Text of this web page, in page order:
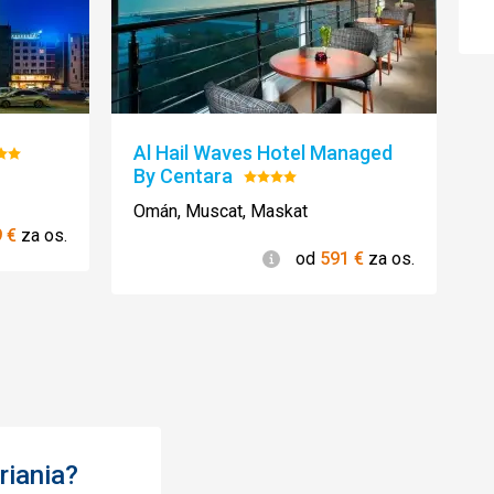
servis a čistota
automaticky pomocou Google
€ za os.
Al Hail Waves Hotel Managed
By Centara Hodnotenie:
4/5
Omán, Muscat, Maskat
Informácie
od 591 € za os.